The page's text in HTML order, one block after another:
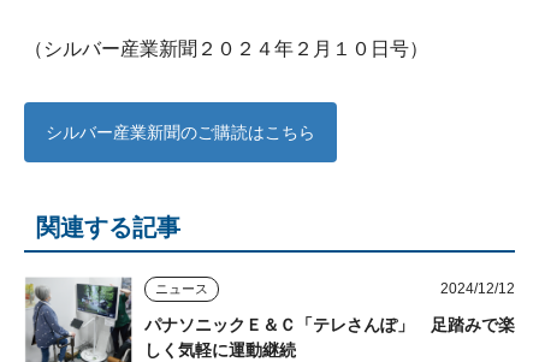
（シルバー産業新聞２０２４年２月１０日号）
シルバー産業新聞のご購読はこちら
関連する記事
ニュース 2024/12/12
パナソニックＥ＆Ｃ「テレさんぽ」 足踏みで楽
しく気軽に運動継続